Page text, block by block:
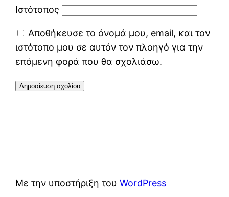
Ιστότοπος
Αποθήκευσε το όνομά μου, email, και τον
ιστότοπο μου σε αυτόν τον πλοηγό για την
επόμενη φορά που θα σχολιάσω.
Με την υποστήριξη τουWordPress